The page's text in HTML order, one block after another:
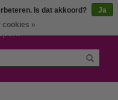
Is dat akkoord?
Ja
cookies »